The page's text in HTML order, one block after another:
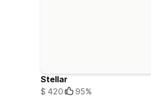
Stellar
$ 420
95%